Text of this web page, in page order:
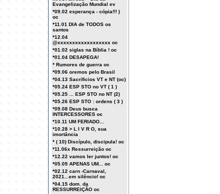
Evangelização Mundial ev
*09.02 esperança - cópia!!! )
oc
*11.01 DIA de TODOS os
santos
*12.04
@xxxxxxxxxxxxxxxxxx oc
*01.02 siglas na Bíblia ! oc
*01.04 DESAPEGA!
* Rumores de guerra oc
*09.06 oremos pelo Brasil
*04.13 Sacrificios VT e NT (oc)
*05.24 ESP STO no VT ( 1 )
*05.25 ... ESP STO no NT (2)
*05.26 ESP STO : ordens ( 3 )
*09.08 Deus busca
INTERCESSORES oc
*10.11 UM FERIADO...
*10.28 > L I V R O, sua
imortância
* ( 10) Discípulo, discipula! oc
*11.06x Ressurreição oc
*12.22 vamos ler juntos! oc
*05.09 APENAS UM... oc
*02.12 carn -Carnaval,
2021...em silêncio! oc
*04.15 dom. da
RESSURREIÇÃO oc